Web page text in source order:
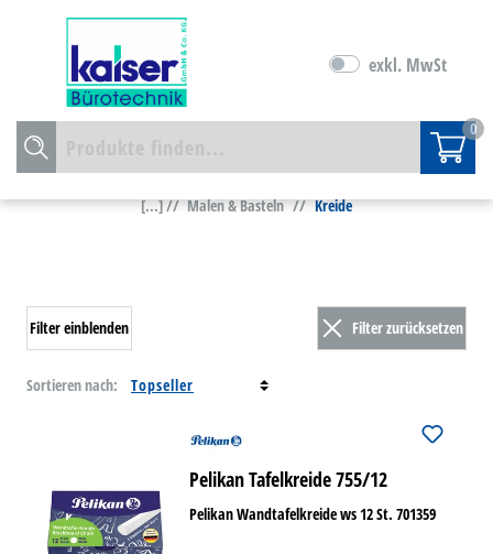
exkl. MwSt
0
[...] //Malen & Basteln // Kreide
Filter einblenden Filter zurücksetzen
Sortieren nach:
Pelikan Tafelkreide 755/12
Pelikan Wandtafelkreide ws 12 St. 701359